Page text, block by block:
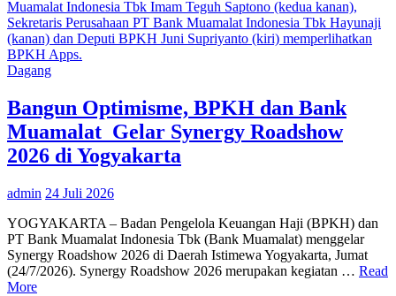
PP
Muhammadiyah
yang
Dikenal
Loyal
Muamalat Indonesia Tbk Imam Teguh Saptono (kedua kanan),
Sekretaris Perusahaan PT Bank Muamalat Indonesia Tbk Hayunaji
(kanan) dan Deputi BPKH Juni Supriyanto (kiri) memperlihatkan
BPKH Apps.
Dagang
Bangun Optimisme, BPKH dan Bank
Muamalat Gelar Synergy Roadshow
2026 di Yogyakarta
admin 24 Juli 2026
YOGYAKARTA – Badan Pengelola Keuangan Haji (BPKH) dan
PT Bank Muamalat Indonesia Tbk (Bank Muamalat) menggelar
Synergy Roadshow 2026 di Daerah Istimewa Yogyakarta, Jumat
(24/7/2026). Synergy Roadshow 2026 merupakan kegiatan … Read
More